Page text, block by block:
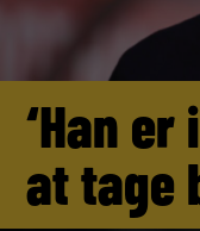
‘Han
at tage